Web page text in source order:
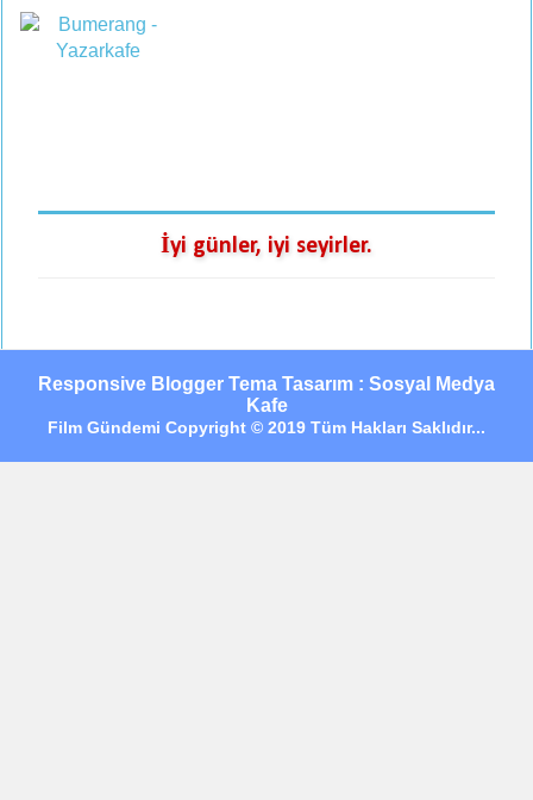
İyi günler, iyi seyirler.
Responsive Blogger Tema Tasarım : Sosyal Medya
Kafe
Film Gündemi Copyright © 2019 Tüm Hakları Saklıdır...